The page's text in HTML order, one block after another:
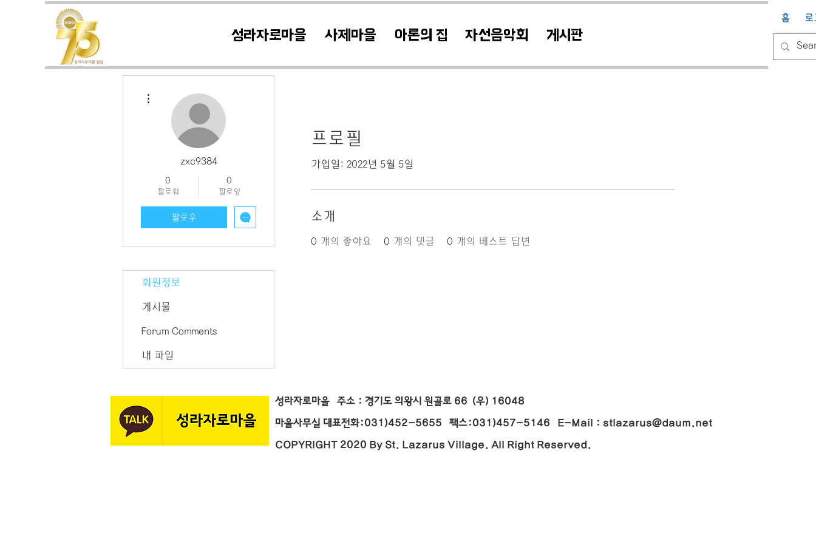
성라자로마을 사제마을 아론의 집 자선음악회 게시판
홈 로
zxc9384
0
팔로워
0
팔로잉
팔로우
회원정보
게시물
Forum Comments
내 파일
프로필
가입일: 2022년 5월 5일
소개
0 개의 좋아요 0 개의 댓글 0 개의 베스트 답변
성라자로마을 주소 : 경기도 의왕시 원골로 66 (우) 16048
마을사무실 대표전화:031)452-5655 팩스:031)457-5146 E-Mail : stlazarus@daum.net
COPYRIGHT 2020 By St. Lazarus Village. All Right Reserved.